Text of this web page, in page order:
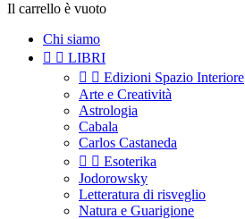
Il carrello è vuoto
Chi siamo
  LIBRI
  Edizioni Spazio Interiore
Arte e Creatività
Astrologia
Cabala
Carlos Castaneda
  Esoterika
Jodorowsky
Letteratura di risveglio
Natura e Guarigione